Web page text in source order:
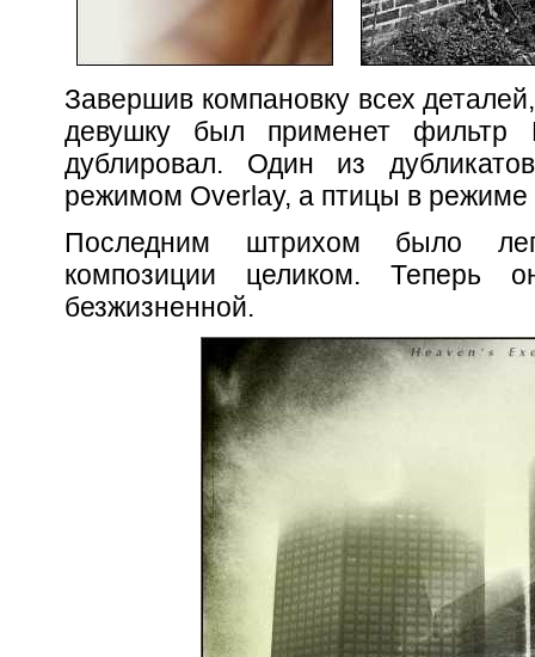
Завершив компановку всех
девушку был применет
дублировал. Один из
режимом Overlay, а птицы в режиме
Последним штрихом было
композиции целиком. Теперь
безжизненной.